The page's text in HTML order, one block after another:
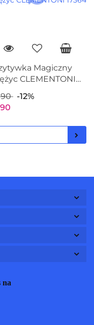
Magiczny
CLEMENTONI
-12%
na